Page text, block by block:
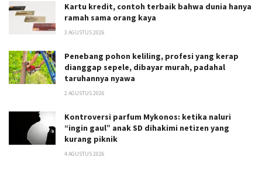
Kartu kredit, contoh terbaik bahwa dunia hanya
ramah sama orang kaya
3 AGUSTUS 2026
Penebang pohon keliling, profesi yang kerap
dianggap sepele, dibayar murah, padahal
taruhannya nyawa
2 AGUSTUS 2026
Kontroversi parfum Mykonos: ketika naluri
“ingin gaul” anak SD dihakimi netizen yang
kurang piknik
4 AGUSTUS 2026